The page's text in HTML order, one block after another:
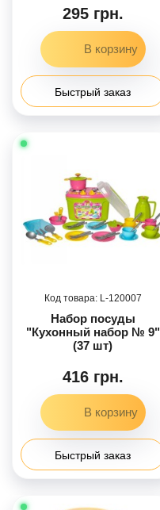
295 грн.
Быстрый заказ
120007
Набор посуды
"Кухонный набор № 9"
(37 шт)
416 грн.
Быстрый заказ